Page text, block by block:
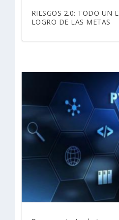
RIESGOS 2.0: TODO UN
LOGRO DE LAS METAS